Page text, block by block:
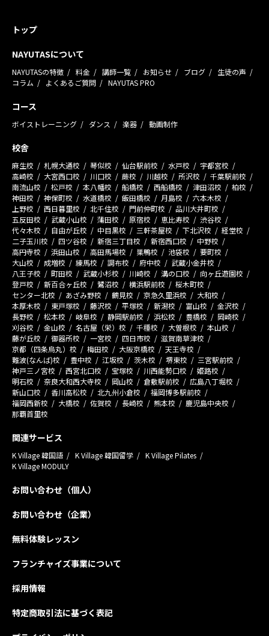
トップ
NAYUTASについて
NAYUTASの特徴 料金 講師一覧 お知らせ ブログ
生徒の声
コラム
よくあるご質問 NAYUTAS PRO
コース
ボイストレーニング ダンス 楽器 動画制作
校舎
麻生校 札幌大通校 琴似校 仙台駅前校 水戸校
宇都宮校
高崎校
大宮西口校 川口校 蕨校 川越校 所沢校
千葉駅前校
南流山校
松戸校 本八幡校 船橋校 西船橋校 津田沼校
柏校
神田校
神保町校 水道橋校 飯田橋校 月島校
六本木校
上野校
西日暮里校 北千住校 門前仲町校
品川大井町校
五反田校
武蔵小山校 蒲田校 原宿校 恵比寿校
渋谷校
代々木校
自由が丘校 中目黒校 三軒茶屋校 下北沢校
経堂校
二子玉川校
四ツ谷校 新宿三丁目校 新宿西口校
中野校
高円寺校
浜田山校 高田馬場校 巣鴨校 池袋校
要町校
大山校
成増校 練馬校 調布校 府中校
武蔵小金井校
八王子校
町田校 武蔵小杉校 川崎校 溝の口校
向ヶ丘遊園校
登戸校
新百合ヶ丘校 鷺沼校 横浜駅前校
桜木町校
センター北校
あざみ野校 鶴見校 京急久里浜校
大和校
本厚木校
東戸塚校 藤沢校 平塚校 新潟校 富山校
金沢校
長野校
松本校 岐阜校 静岡駅前校 浜松校 豊橋校
岡崎校
刈谷校
金山校 名古屋（栄）校 千種校 大曽根校
本山校
藤が丘校
御器所校 一宮校 四日市校
滋賀南草津校
京都（四条烏丸）校
梅田校 大阪京橋校
天王寺校
難波(なんば)校
豊中校 江坂校 茨木校 堺東校
三宮駅前校
神戸三ノ宮校
西宮北口校 宝塚校 川西能勢口校
姫路校
明石校
奈良大和西大寺校 岡山校 倉敷駅前校
広島八丁堀校
新山口校
香川高松校 北九州小倉校
福岡博多駅前校
福岡西新校
大橋校 佐賀校 長崎校 熊本校
鹿児島中央校
那覇首里校
関連サービス
K Village 韓国語 K Village 韓国留学
K Village Pilates
K Village MODULY
お問い合わせ（個人）
お問い合わせ（企業）
無料体験レッスン
フランチャイズ事業について
採用情報
特定商取引法に基づく表記